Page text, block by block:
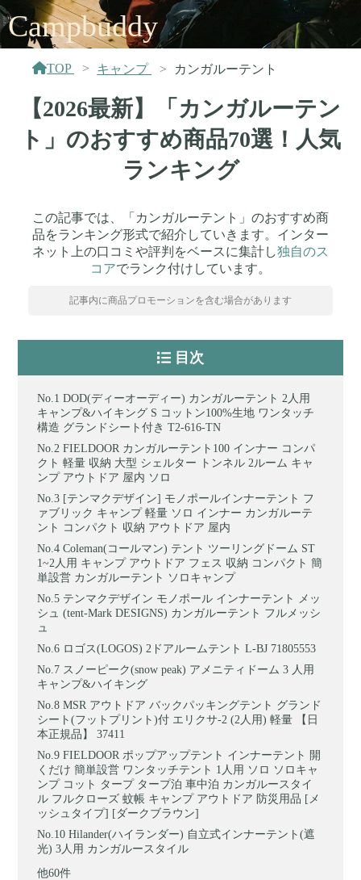
Campbuddy
TOP キャンプ カンガルーテント
【2026最新】「カンガルーテン
ト」のおすすめ商品70選！人気
ランキング
この記事では、「カンガルーテント」のおすすめ商
品をランキング形式で紹介していきます。インター
ネット上の口コミや評判をベースに集計し独自のス
コアでランク付けしています。
記事内に商品プロモーションを含む場合があります
目次
DOD(ディーオーディー) カンガルーテント 2人用
キャンプ&ハイキング S コットン100%生地 ワンタッチ
構造 グランドシート付き T2-616-TN
FIELDOOR カンガルーテント100 インナー コンパ
クト 軽量 収納 大型 シェルター トンネル 2ルーム キャ
ンプ アウトドア 屋内 ソロ
[テンマクデザイン] モノポールインナーテント フ
ァブリック キャンプ 軽量 ソロ インナー カンガルーテ
ント コンパクト 収納 アウトドア 屋内
Coleman(コールマン) テント ツーリングドーム ST
1~2人用 キャンプ アウトドア フェス 収納 コンパクト 簡
単設営 カンガルーテント ソロキャンプ
テンマクデザイン モノポール インナーテント メッ
シュ (tent-Mark DESIGNS) カンガルーテント フルメッシ
ュ
ロゴス(LOGOS) 2ドアルームテント L-BJ 71805553
スノーピーク(snow peak) アメニティドーム 3 人用
キャンプ&ハイキング
MSR アウトドア バックパッキングテント グランド
シート(フットプリント)付 エリクサ-2 (2人用) 軽量 【日
本正規品】 37411
FIELDOOR ポップアップテント インナーテント 開
くだけ 簡単設営 ワンタッチテント 1人用 ソロ ソロキャ
ンプ コット タープ タープ泊 車中泊 カンガルースタイ
ル フルクローズ 蚊帳 キャンプ アウトドア 防災用品 [メ
ッシュタイプ] [ダークブラウン]
Hilander(ハイランダー) 自立式インナーテント(遮
光) 3人用 カンガルースタイル
他60件